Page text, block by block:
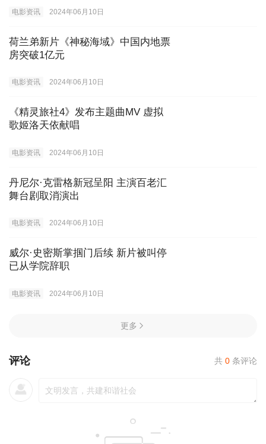
电影资讯 2024年06月10日
荷兰弟新片《神秘海域》中国内地票
房突破1亿元
电影资讯 2024年06月10日
《精灵旅社4》发布主题曲MV 虚拟
歌姬洛天依献唱
电影资讯 2024年06月10日
丹尼尔·克雷格新冠呈阳 主演百老汇
舞台剧取消演出
电影资讯 2024年06月10日
威尔·史密斯掌掴门后续 新片被叫停
已从学院辞职
电影资讯 2024年06月10日
更多
评论 共 0 条评论